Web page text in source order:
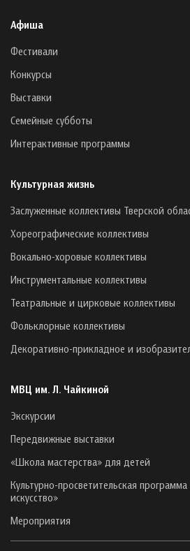
Афиша
Фестивали
Конкурсы
Выставки
Семейные субботы
Интерактивные программы
Культурная жизнь
Заслуженные коллективы Тверской
Хореографические коллективы
Вокально-хоровые коллективы
Инструментальные коллективы
Театральные и цирковые коллективы
Фольклорные коллективы
Декоративно-прикладное и
МВЦ им. Л. Чайкиной
Экскурсии
Передвижные выставки
«Школа мастерства» для детей
Культурно-просветительская
искусство»
Мероприятия